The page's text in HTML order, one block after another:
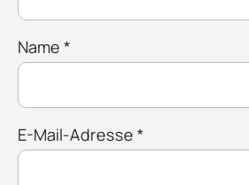
Name *
E-Mail-Adresse *